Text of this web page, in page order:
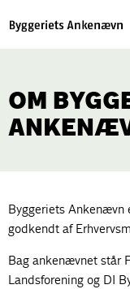
OM
Byggeriets
godkendt af
Bag ankenævnet står
Landsforening og DI